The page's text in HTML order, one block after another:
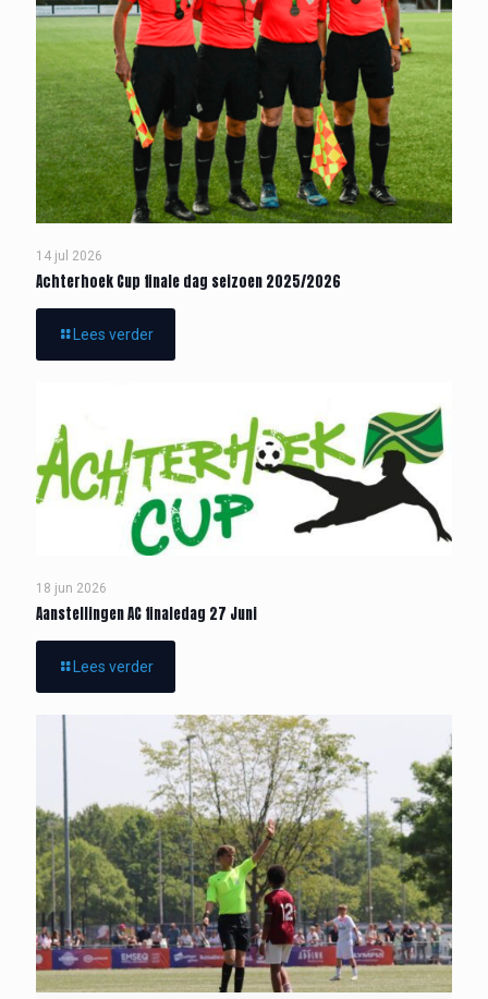
14 jul 2026
Achterhoek Cup finale dag seizoen 2025/2026
Lees verder
18 jun 2026
Aanstellingen AC finaledag 27 Juni
Lees verder